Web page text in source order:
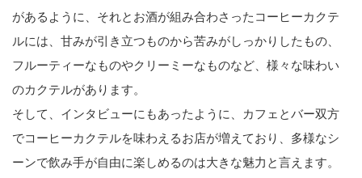
があるように、それとお酒が組み合わさったコーヒーカクテ
ルには、甘みが引き立つものから苦みがしっかりしたもの、
フルーティーなものやクリーミーなものなど、様々な味わい
のカクテルがあります。
そして、インタビューにもあったように、カフェとバー双方
でコーヒーカクテルを味わえるお店が増えており、多様なシ
ーンで飲み手が自由に楽しめるのは大きな魅力と言えます。